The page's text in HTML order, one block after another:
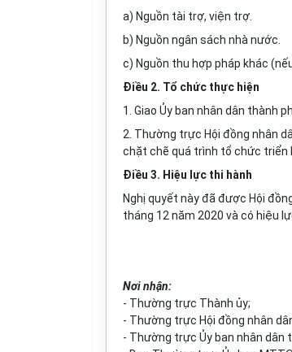
a) Nguồn tài trợ, viện trợ.
b) Nguồn ngân sách nhà nước.
c) Nguồn thu hợp pháp khác
Điều 2. Tổ chức thực hiện
1. Giao Ủy ban nhân dân thành
2. Thường trực Hội đồng nhân
chặt chẽ quá trình tổ chức triển
Điều 3. Hiệu lực thi hành
Nghị quyết này đã được Hội
tháng 12 năm 2020 và có hiệu
Nơi nhận:
- Thường trực Thành ủy;
- Thường trực Hội đồng nhân
- Thường trực Ủy ban nhân dân